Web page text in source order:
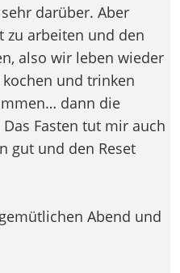
darüber. Aber
zu arbeiten und den
also wir leben wieder
und trinken
dann die
Fasten tut mir auch
gut und den Reset
Abend und